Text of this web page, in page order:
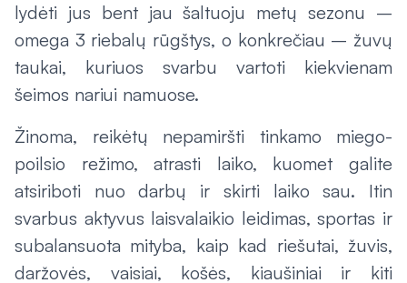
lydėti jus bent jau šaltuoju metų sezonu –
omega 3 riebalų rūgštys, o konkrečiau – žuvų
taukai, kuriuos svarbu vartoti kiekvienam
šeimos nariui namuose.
Žinoma, reikėtų nepamiršti tinkamo miego-
poilsio režimo, atrasti laiko, kuomet galite
atsiriboti nuo darbų ir skirti laiko sau. Itin
svarbus aktyvus laisvalaikio leidimas, sportas ir
subalansuota mityba, kaip kad riešutai, žuvis,
daržovės, vaisiai, košės, kiaušiniai ir kiti